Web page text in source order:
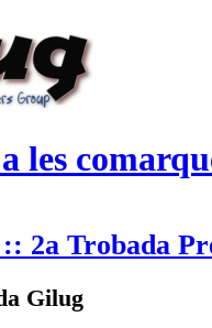
les
2a Trobada
Gilug